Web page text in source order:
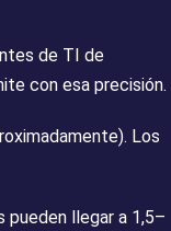
de TI de
con esa precisión.
Los
pueden llegar a 1,5–